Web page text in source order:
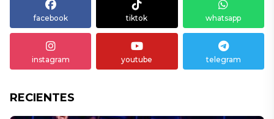
facebook tiktok whatsapp
instagram youtube telegram
RECIENTES